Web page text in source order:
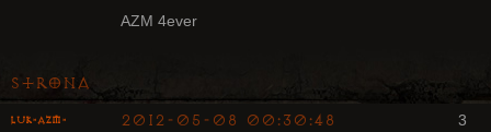
AZM 4ever
Strona
3
luK-AZM- 2012-05-08 00:30:48